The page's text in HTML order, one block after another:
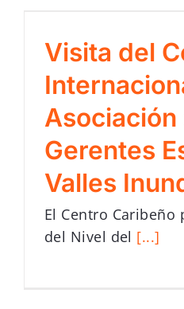
Visita del
Asociación
Gerentes
Valles
El Centro Caribeño
del Nivel del [...]